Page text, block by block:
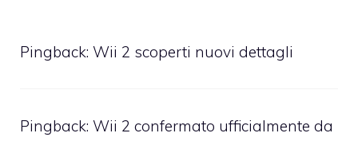
Pingback: Wii 2 scoperti nuovi dettagli
Pingback: Wii 2 confermato ufficialmente da